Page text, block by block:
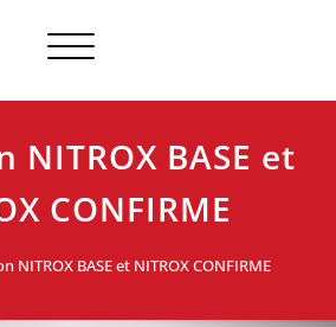
Afficher/masquer la navigation
BASE et
CONFIRME
NITROX BASE et NITROX CONFIRME